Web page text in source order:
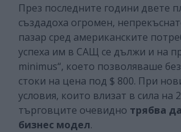
През последните години двете
създадоха огромен,
пазар сред американските
успеха им в САЩ се дължи и на
minimus“, което позволяваше
стоки на цена под $ 800. При
условия, които влизат в сила на
търговците очевидно трябва да
бизнес модел.